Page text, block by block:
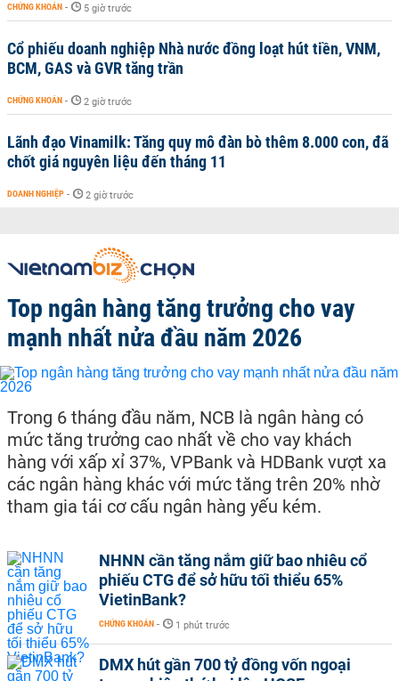
CHỨNG KHOÁN - 5 giờ trước
Cổ phiếu doanh nghiệp Nhà nước đồng loạt hút tiền, VNM,
BCM, GAS và GVR tăng trần
CHỨNG KHOÁN - 2 giờ trước
Lãnh đạo Vinamilk: Tăng quy mô đàn bò thêm 8.000 con, đã
chốt giá nguyên liệu đến tháng 11
DOANH NGHIỆP - 2 giờ trước
Top ngân hàng tăng trưởng cho vay
mạnh nhất nửa đầu năm 2026
Trong 6 tháng đầu năm, NCB là ngân hàng có
mức tăng trưởng cao nhất về cho vay khách
hàng với xấp xỉ 37%, VPBank và HDBank vượt xa
các ngân hàng khác với mức tăng trên 20% nhờ
tham gia tái cơ cấu ngân hàng yếu kém.
NHNN cần tăng nắm giữ bao nhiêu cổ
phiếu CTG để sở hữu tối thiểu 65%
VietinBank?
CHỨNG KHOÁN - 1 phút trước
DMX hút gần 700 tỷ đồng vốn ngoại